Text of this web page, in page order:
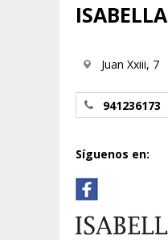
ISABELLA
Juan Xxiii, 7
941236173
Síguenos en: